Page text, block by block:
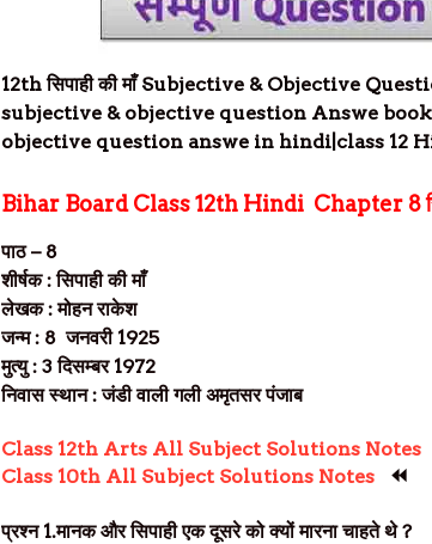
12thसिपाही की माँSubjective & Objective
subjective & objective question Answe book
objective question answe in hindi| class 12
Bihar Board Class 12th Hindi Chapter 8
पाठ – 8
शीर्षक : सिपाही की माँ
लेखक : मोहन राकेश
जन्म : 8जनवरी 1925
मुत्यु : 3 दिसम्बर 1972
निवास स्थान : जंडी वाली गली अमृतसर पंजाब
Class 12th Arts All Subject Solutions Notes
Class 10th All Subject Solutions Notes
⏪
प्रश्न 1.मानक और सिपाही एक दूसरे को क्यों मारना चाहते थे ?